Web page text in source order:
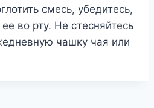
смесь, убедитесь,
во рту. Не стесняйтесь
чашку чая или